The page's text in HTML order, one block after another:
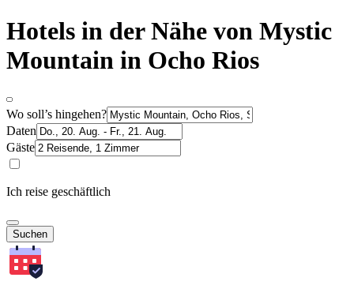
Hotels in der Nähe von Mystic
Mountain in Ocho Rios
Wo soll’s hingehen?
Daten
Gäste
Ich reise geschäftlich
Suchen